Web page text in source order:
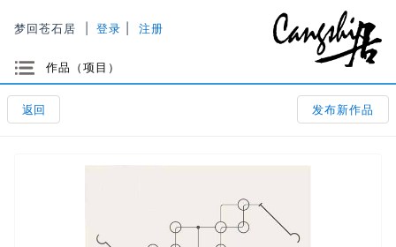
梦回苍石居 登录 注册
选项
作品（项目）
返回 发布新作品